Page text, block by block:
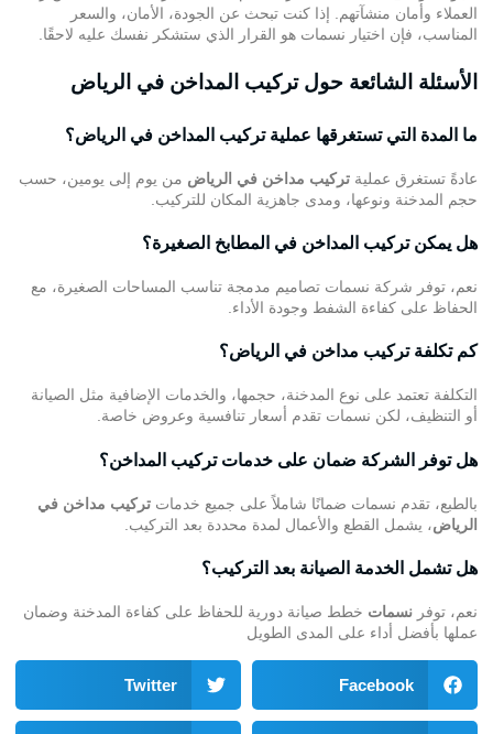
العملاء وأمان منشآتهم. إذا كنت تبحث عن الجودة، الأمان، والسعر
المناسب، فإن اختيار نسمات هو القرار الذي ستشكر نفسك عليه لاحقًا.
الأسئلة الشائعة حول تركيب المداخن في الرياض
ما المدة التي تستغرقها عملية تركيب المداخن في الرياض؟
عادةً تستغرق عملية تركيب مداخن في الرياض من يوم إلى يومين، حسب
حجم المدخنة ونوعها، ومدى جاهزية المكان للتركيب.
هل يمكن تركيب المداخن في المطابخ الصغيرة؟
نعم، توفر شركة نسمات تصاميم مدمجة تناسب المساحات الصغيرة، مع
الحفاظ على كفاءة الشفط وجودة الأداء.
كم تكلفة تركيب مداخن في الرياض؟
التكلفة تعتمد على نوع المدخنة، حجمها، والخدمات الإضافية مثل الصيانة
أو التنظيف، لكن نسمات تقدم أسعار تنافسية وعروض خاصة.
هل توفر الشركة ضمان على خدمات تركيب المداخن؟
بالطبع، تقدم نسمات ضمانًا شاملاً على جميع خدمات تركيب مداخن في
الرياض، يشمل القطع والأعمال لمدة محددة بعد التركيب.
هل تشمل الخدمة الصيانة بعد التركيب؟
نعم، توفر نسمات خطط صيانة دورية للحفاظ على كفاءة المدخنة وضمان
عملها بأفضل أداء على المدى الطويل
Facebook
Twitter